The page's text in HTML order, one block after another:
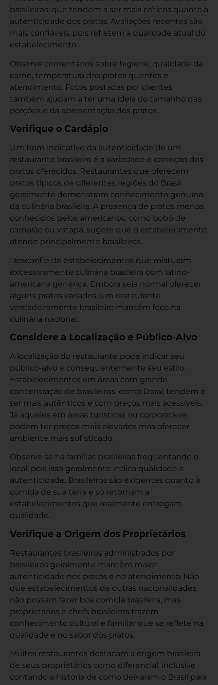
brasileiros, que tendem a ser mais críticos quanto à
autenticidade dos pratos. Avaliações recentes são
mais confiáveis, pois refletem a qualidade atual do
estabelecimento.
Observe comentários sobre higiene, qualidade da
carne, temperatura dos pratos quentes e
atendimento. Fotos postadas por clientes
também ajudam a ter uma ideia do tamanho das
porções e da apresentação dos pratos.
Verifique o Cardápio
Um bom indicativo da autenticidade de um
restaurante brasileiro é a variedade e correção dos
pratos oferecidos. Restaurantes que oferecem
pratos típicos de diferentes regiões do Brasil
geralmente demonstram conhecimento genuíno
da culinária brasileira. A presença de pratos menos
conhecidos pelos americanos, como bobó de
camarão ou vatapá, sugere que o estabelecimento
atende principalmente brasileiros.
Desconfie de estabelecimentos que misturam
excessivamente culinária brasileira com latino-
americana genérica. Embora seja normal oferecer
alguns pratos variados, um restaurante
verdadeiramente brasileiro mantém foco na
culinária nacional.
Considere a Localização e Público-Alvo
A localização do restaurante pode indicar seu
público-alvo e consequentemente seu estilo.
Estabelecimentos em áreas com grande
concentração de brasileiros, como Doral, tendem a
ser mais autênticos e com preços mais acessíveis.
Já aqueles em áreas turísticas ou corporativas
podem ter preços mais elevados mas oferecer
ambiente mais sofisticado.
Observe se há famílias brasileiras frequentando o
local, pois isso geralmente indica qualidade e
autenticidade. Brasileiros são exigentes quanto à
comida de sua terra e só retornam a
estabelecimentos que realmente entregam
qualidade.
Verifique a Origem dos Proprietários
Restaurantes brasileiros administrados por
brasileiros geralmente mantêm maior
autenticidade nos pratos e no atendimento. Não
que estabelecimentos de outras nacionalidades
não possam fazer boa comida brasileira, mas
proprietários e chefs brasileiros trazem
conhecimento cultural e familiar que se reflete na
qualidade e no sabor dos pratos.
Muitos restaurantes destacam a origem brasileira
de seus proprietários como diferencial, inclusive
contando a história de como deixaram o Brasil para